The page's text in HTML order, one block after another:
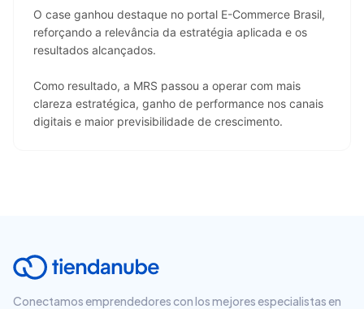
O case ganhou destaque no portal E-Commerce Brasil,
reforçando a relevância da estratégia aplicada e os
resultados alcançados.
Como resultado, a MRS passou a operar com mais
clareza estratégica, ganho de performance nos canais
digitais e maior previsibilidade de crescimento.
Conectamos emprendedores con los mejores especialistas en